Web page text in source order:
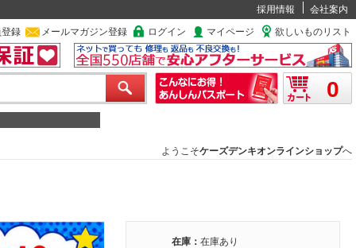
採用情報
会社案内
録 メールマガジン登録 ログイン マイページ 欲しいものリスト
0
ようこそケーズデンキオンラインショップへ
在庫： 在庫あり